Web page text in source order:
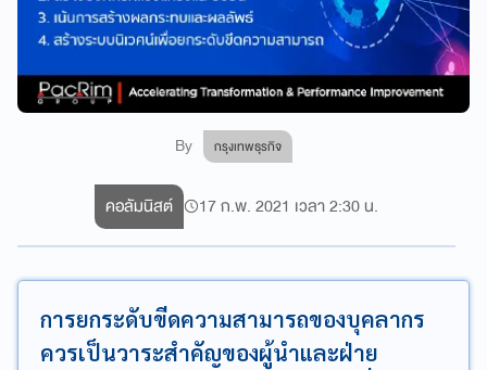
By กรุงเทพธุรกิจ
คอลัมนิสต์ 17 ก.พ. 2021 เวลา 2:30 น.
การยกระดับขีดความสามารถของบุคลากร
ควรเป็นวาระสำคัญของผู้นำและฝ่าย